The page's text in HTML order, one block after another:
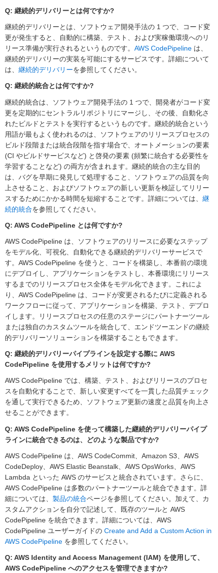
Q: 継続的デリバリーとは何ですか?
継続的デリバリーとは、ソフトウェア開発手法の 1 つで、コード変
更が発生すると、自動的に構築、テスト、および実稼働環境へのリ
リース準備が実行されるというものです。 AWS CodePipeline は、
継続的デリバリーの実装を可能にするサービスです。詳細について
は、 継続的デリバリーを参照してください。
Q: 継続的統合とは何ですか?
継続的統合は、ソフトウェア開発手法の 1 つで、開発者がコード変
更を定期的にセントラルリポジトリにマージし、その後、自動化さ
れたビルドとテストを実行するというものです。継続的統合という
用語が最もよく使われるのは、ソフトウェアのリリースプロセスの
ビルド段階または統合段階を指す場合で、オートメーションの要素
(CI やビルドサービスなど) と啓発の要素 (頻繁に統合する必要性を
学習することなど) の両方が含まれます。継続的統合の主な目的
は、バグを早期に発見して処理すること、ソフトウェアの品質を向
上させること、およびソフトウェアの新しい更新を検証してリリー
スするためにかかる時間を短縮することです。詳細については、 継
続的統合を参照してください。
Q: AWS CodePipeline とは何ですか?
AWS CodePipeline は、ソフトウェアのリリースに必要なステップ
をモデル化、可視化、自動化できる継続的デリバリーサービスで
す。AWS CodePipeline を使うと、コードを構築し、本番前の環境
にデプロイし、アプリケーションをテストし、本番環境にリリース
するまでのリリースプロセス全体をモデル化できます。これによ
り、AWS CodePipeline は、コードが変更されるたびに定義される
ワークフローに従って、アプリケーションを構築、テスト、デプロ
イします。リリースプロセスの任意のステージにパートナーツール
または独自のカスタムツールを統合して、エンドツーエンドの継続
的デリバリーソリューションを構築することもできます。
Q: 継続的デリバリーパイプラインを設定する際に AWS
CodePipeline を使用するメリットは何ですか?
AWS CodePipeline では、構築、テスト、およびリリースのプロセ
スを自動化することで、新しい変更すべてを一貫した品質チェック
を通して実行できるため、ソフトウェア更新の速度と品質を向上さ
せることができます。
Q: AWS CodePipeline を使って構築した継続的デリバリーパイプ
ラインに統合できるのは、どのような製品ですか?
AWS CodePipeline は、AWS CodeCommit、Amazon S3、AWS
CodeDeploy、AWS Elastic Beanstalk、AWS OpsWorks、AWS
Lambda といった AWS のサービスと統合されています。さらに、
AWS CodePipeline は多数のパートナーツールと統合できます。詳
細については、 製品の統合ページを参照してください。加えて、カ
スタムアクションを自分で記述して、既存のツールと AWS
CodePipeline を統合できます。詳細については、AWS
CodePipeline ユーザーガイドの Create and Add a Custom Action in
AWS CodePipeline を参照してください。
Q: AWS Identity and Access Management (IAM) を使用して、
AWS CodePipeline へのアクセスを管理できますか?